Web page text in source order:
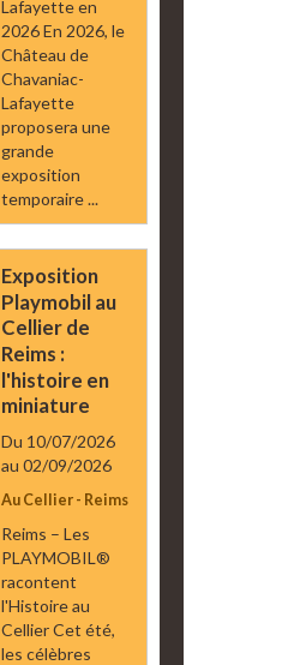
Lafayette en
2026 En 2026, le
Château de
Chavaniac-
Lafayette
proposera une
grande
exposition
temporaire ...
Exposition
Playmobil au
Cellier de
Reims :
l'histoire en
miniature
Du 10/07/2026
au 02/09/2026
Au Cellier - Reims
Reims – Les
PLAYMOBIL®
racontent
l'Histoire au
Cellier Cet été,
les célèbres